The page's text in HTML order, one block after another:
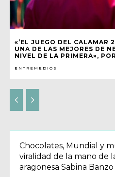
«’EL JUEGO DEL CALAMAR
UNA DE LAS MEJORES DE
NIVEL DE LA PRIMERA»,
ENTREMEDIOS
Chocolates, Mundial y
viralidad de la mano de
aragonesa Sabina Banzo